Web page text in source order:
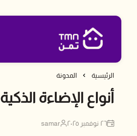
متجر تمن
الرئيسية المدونة
أنواع الإضاءة الذكية
٢٦ نوفمبر ٢٠٢٥ samar